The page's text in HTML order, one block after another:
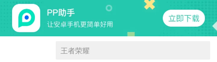
王者荣耀